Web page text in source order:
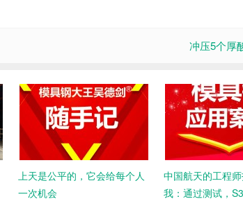
冲压5个厚
上天是公平的，它会给每个人
一次机会
中国航天的工程
我：通过测试，